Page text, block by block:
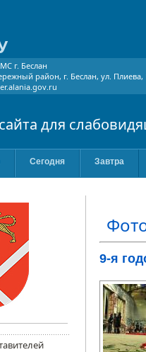
г. Беслан
район, г. Беслан, ул. Плиева,
для
Сегодня Завтра
9-я